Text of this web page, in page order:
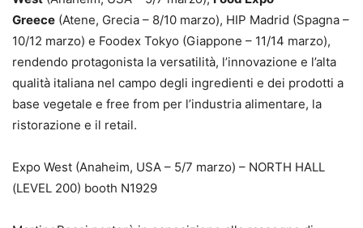
Greece (Atene, Grecia – 8/10 marzo), HIP Madrid (Spagna –
10/12 marzo) e Foodex Tokyo (Giappone – 11/14 marzo),
rendendo protagonista la versatilità, l’innovazione e l’alta
qualità italiana nel campo degli ingredienti e dei prodotti a
base vegetale e free from per l’industria alimentare, la
ristorazione e il retail.
Expo West (Anaheim, USA – 5/7 marzo) – NORTH HALL
(LEVEL 200) booth N1929